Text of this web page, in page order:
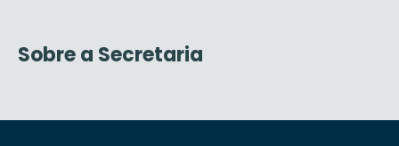
Sobre a Secretaria